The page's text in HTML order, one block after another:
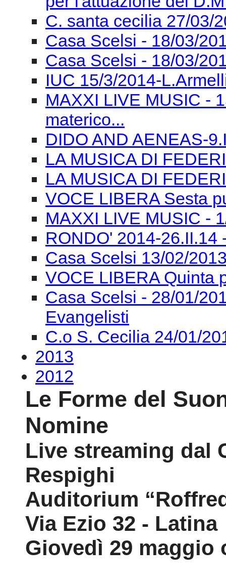
Presentazione del
qualità per tutti e per
MAXXI LIVE MUSIC -
Convegno MIUR 28/
per l'attuazione del
C. santa cecilia 27/03/
Casa Scelsi - 18/03/
Casa Scelsi - 18/03/
IUC 15/3/2014-
MAXXI LIVE MUSIC -
materico...
DIDO AND AENEAS-
LA MUSICA DI
LA MUSICA DI
VOCE LIBERA Sesta
MAXXI LIVE MUSIC -
RONDO' 2014-26.II.14
Casa Scelsi 13/02/
VOCE LIBERA Quinta
Casa Scelsi - 28/01/
Evangelisti
C.o S. Cecilia 24/01/
2013
2012
Le Forme del
Nomine
Live streaming dal
Respighi